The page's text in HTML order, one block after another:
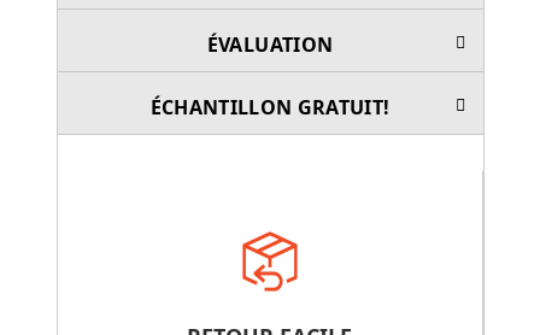
ÉVALUATION
ÉCHANTILLON GRATUIT!